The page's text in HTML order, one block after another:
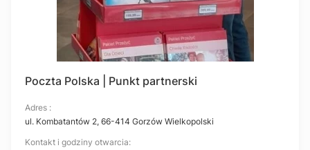
Poczta Polska | Punkt partnerski
Adres :
ul. Kombatantów 2, 66-414 Gorzów Wielkopolski
Kontakt i godziny otwarcia: